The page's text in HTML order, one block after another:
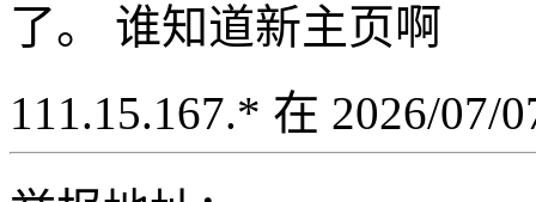
了。 谁知道新主页啊
111.15.167.* 在 2026/07/